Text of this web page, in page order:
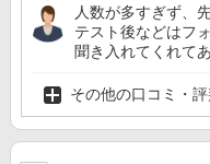
人数が多すぎず、
テスト後などはフ
聞き入れてくれて
その他の口コミ・評